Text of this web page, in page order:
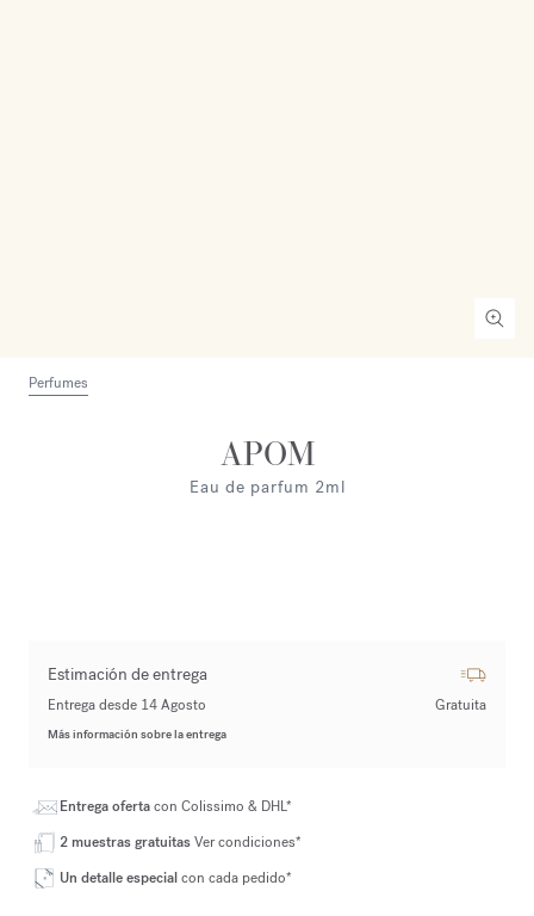
Perfumes
APOM
Eau de parfum 2ml
Estimación de entrega
Entrega desde 14 Agosto Gratuita
Más información sobre la entrega
Entrega ofertacon Colissimo & DHL*
2 muestras gratuitasVer condiciones*
Un detalle especialcon cada pedido*